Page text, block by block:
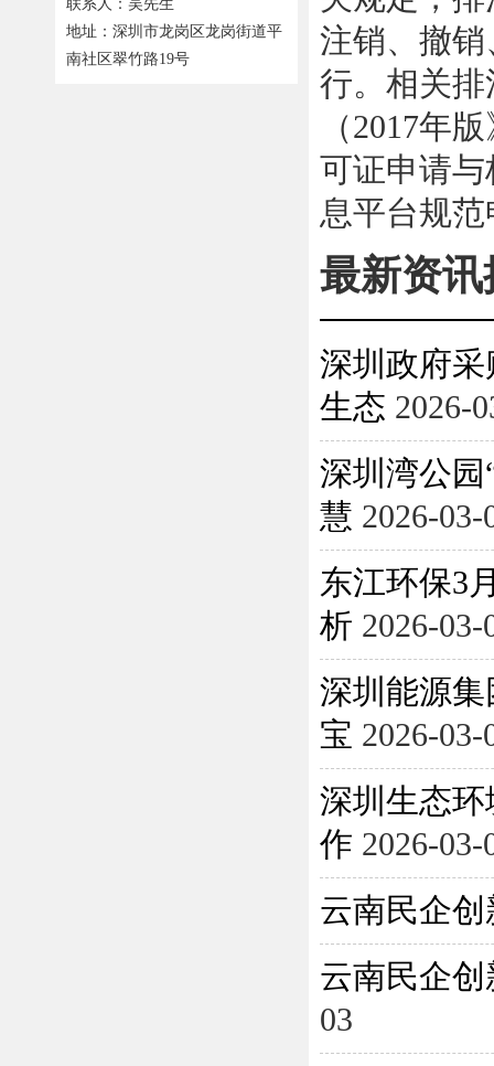
联系人：吴先生
地址：深圳市龙岗区龙岗街道平
南社区翠竹路19号
注销、撤
行。相关
（2017年
可证申请
息平台规
最新资讯
深圳政府
生态 2026-
深圳湾公
慧 2026-03-
东江环保3
析 2026-03-
深圳能源
宝 2026-03-
深圳生态
作 2026-03-
云南民企
云南民企
03